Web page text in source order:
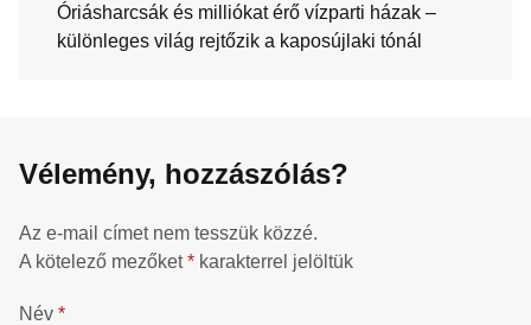
Óriásharcsák és milliókat érő vízparti házak –
különleges világ rejtőzik a kaposújlaki tónál
Vélemény, hozzászólás?
Az e-mail címet nem tesszük közzé.
A kötelező mezőket* karakterrel jelöltük
Név *